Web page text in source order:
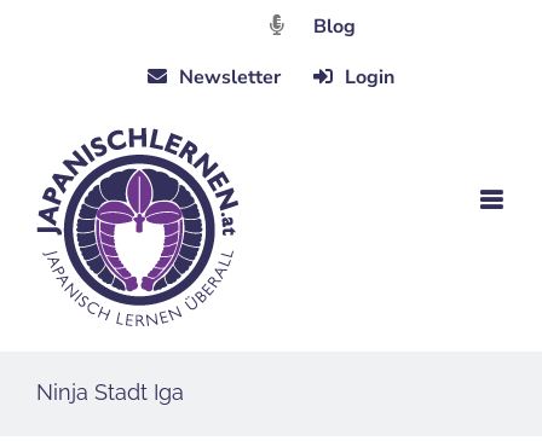
Blog
Newsletter
Login
Ninja Stadt Iga